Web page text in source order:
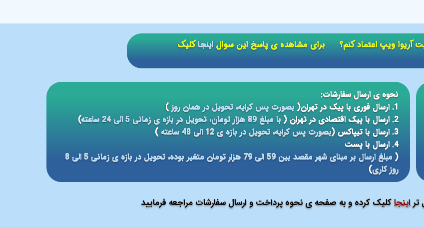
تراینجاکلیک کرده و به صفحه ی نحوه پرداخت و ارسال سفارشات مراجعه فرمایید
نحوه ی ارسال سفارشات:
1. ارسال فوری با پیک در تهران(
بصورت پس کرایه، تحویل در همان روز)
2. ارسال با پیک اقتصادی در تهران (
با مبلغ 89 هزار تومان، تحویل در بازه ی زمانی 5 الی 24 ساعته
)
3. ارسال با تیپاکس (
بصورت پس کرایه، تحویل در بازه ی 12 الی 48 ساعته
)
4. ارسال با پست
(
مبلغ ارسال بر مبنای شهر مقصد بین 59 الی 79 هزار تومان متغیر بوده، تحویل در بازه ی زمانی 5 الی 8
روز کاری)
آریوا ویپ اعتماد کنم؟ برای مشاهده ی پاسخ این سوالاینجاکلیک